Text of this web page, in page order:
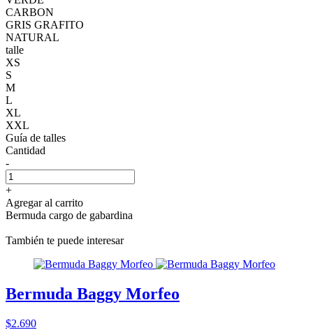
CARBON
GRIS GRAFITO
NATURAL
talle
XS
S
M
L
XL
XXL
Guía de talles
Cantidad
-
+
Agregar al carrito
Bermuda cargo de gabardina
También te puede interesar
Bermuda Baggy Morfeo
$2.690